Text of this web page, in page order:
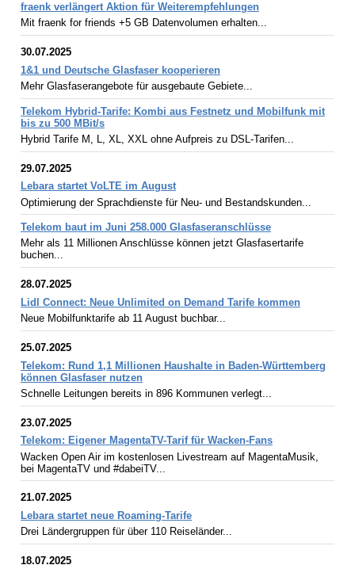
fraenk verlängert Aktion für Weiterempfehlungen
Mit fraenk for friends +5 GB Datenvolumen erhalten...
30.07.2025
1&1 und Deutsche Glasfaser kooperieren
Mehr Glasfaserangebote für ausgebaute Gebiete...
Telekom Hybrid-Tarife: Kombi aus Festnetz und Mobilfunk mit
bis zu 500 MBit/s
Hybrid Tarife M, L, XL, XXL ohne Aufpreis zu DSL-Tarifen...
29.07.2025
Lebara startet VoLTE im August
Optimierung der Sprachdienste für Neu- und Bestandskunden...
Telekom baut im Juni 258.000 Glasfaseranschlüsse
Mehr als 11 Millionen Anschlüsse können jetzt Glasfasertarife
buchen...
28.07.2025
Lidl Connect: Neue Unlimited on Demand Tarife kommen
Neue Mobilfunktarife ab 11 August buchbar...
25.07.2025
Telekom: Rund 1,1 Millionen Haushalte in Baden-Württemberg
können Glasfaser nutzen
Schnelle Leitungen bereits in 896 Kommunen verlegt...
23.07.2025
Telekom: Eigener MagentaTV-Tarif für Wacken-Fans
Wacken Open Air im kostenlosen Livestream auf MagentaMusik,
bei MagentaTV und #dabeiTV...
21.07.2025
Lebara startet neue Roaming-Tarife
Drei Ländergruppen für über 110 Reiseländer...
18.07.2025